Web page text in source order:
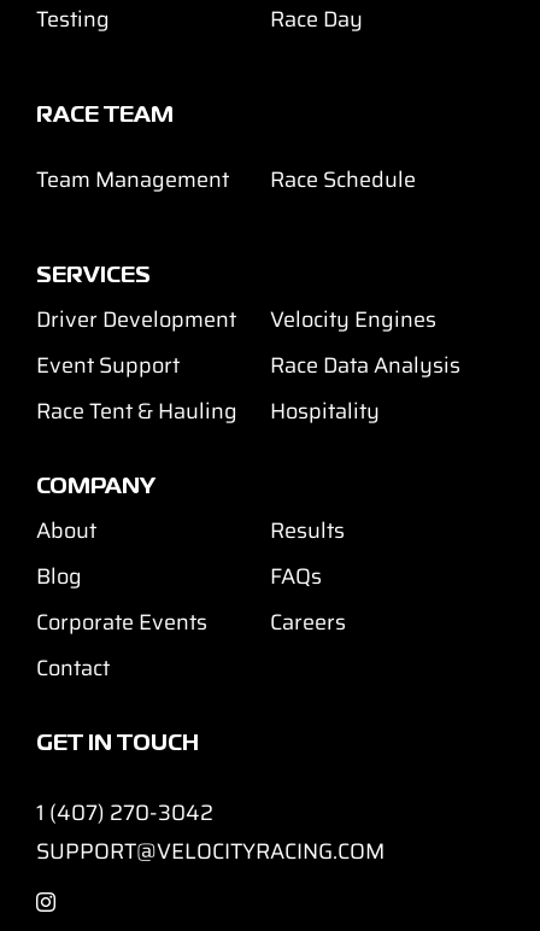
Testing Race Day
RACE TEAM
Team Management Race Schedule
SERVICES
Driver Development
Velocity Engines
Event Support
Race Data Analysis
Race Tent & Hauling
Hospitality
COMPANY
About
Results
Blog
FAQs
Corporate Events
Careers
Contact
GET IN TOUCH
1 (407) 270-3042
SUPPORT@VELOCITYRACING.COM